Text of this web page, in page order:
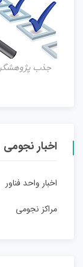
جذب پژوهشگر
اخبار نجومی
اخبار واحد فناور
مراکز نجومی